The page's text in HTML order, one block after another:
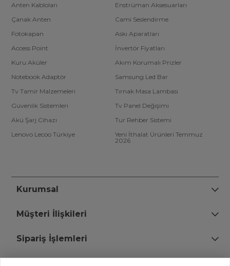
Anten Kabloları
Enstrüman Aksesuarları
Çanak Anten
Cami Seslendirme
Fotokapan
Askı Aparatları
Access Point
İnvertör Fiyatları
Kuru Aküler
Akım Korumalı Prizler
Notebook Adaptör
Samsung Led Bar
Tv Tamir Malzemeleri
Tırnak Masa Lambası
Güvenlik Sistemleri
Tv Panel Değişimi
Akü Şarj Cihazı
Tur Rehber Sistemi
Lenovo Lecoo Türkiye
Yeni İthalat Ürünleri Temmuz
2026
Kurumsal
Müşteri İlişkileri
Sipariş İşlemleri